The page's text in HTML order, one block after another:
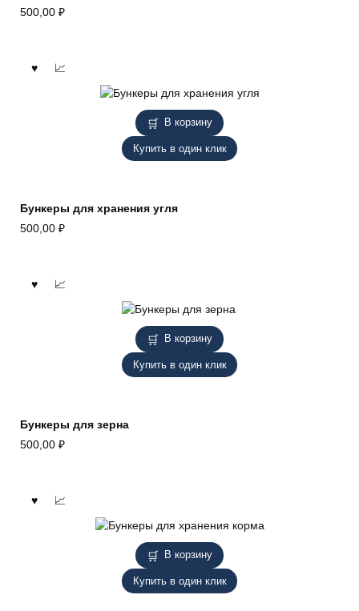
500,00 ₽
В корзину
Купить в один клик
Бункеры для хранения угля
500,00 ₽
В корзину
Купить в один клик
Бункеры для зерна
500,00 ₽
В корзину
Купить в один клик